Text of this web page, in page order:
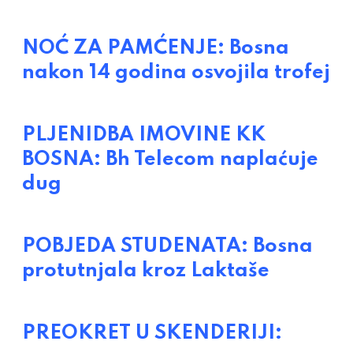
NOĆ ZA PAMĆENJE: Bosna
nakon 14 godina osvojila trofej
PLJENIDBA IMOVINE KK
BOSNA: Bh Telecom naplaćuje
dug
POBJEDA STUDENATA: Bosna
protutnjala kroz Laktaše
PREOKRET U SKENDERIJI: